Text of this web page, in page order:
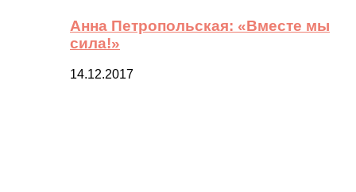
Анна Петропольская: «Вместе мы
сила!»
14.12.2017